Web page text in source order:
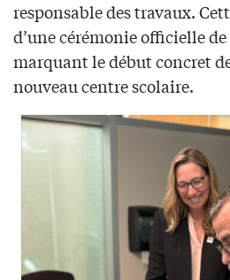
responsable des travaux.
d’une cérémonie officielle
marquant le début concret
nouveau centre scolaire.